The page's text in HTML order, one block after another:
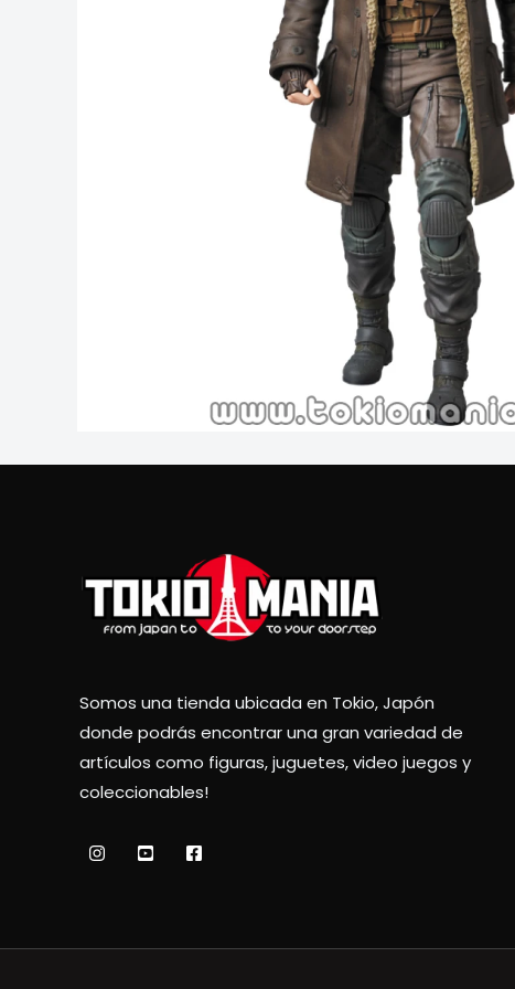
Somos una tienda ubicada en Tokio, Japón
donde podrás encontrar una gran variedad de
artículos como figuras, juguetes, video juegos y
coleccionables!